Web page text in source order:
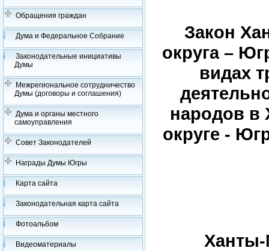
Обращения граждан
Дума и Федеральное Собрание
Законодательные инициативы
Думы
Межрегиональное сотрудничество
Думы (договоры и соглашения)
Дума и органы местного
самоуправления
Совет Законодателей
Награды Думы Югры
Карта сайта
Законодательная карта сайта
Фотоальбом
Видеоматериалы
Закон
округа –
видах
народов в
округе -
Ханты-